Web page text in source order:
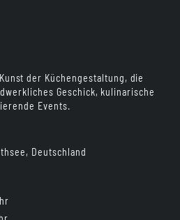
der Küchengestaltung, die
Geschick, kulinarische
Events.
Deutschland